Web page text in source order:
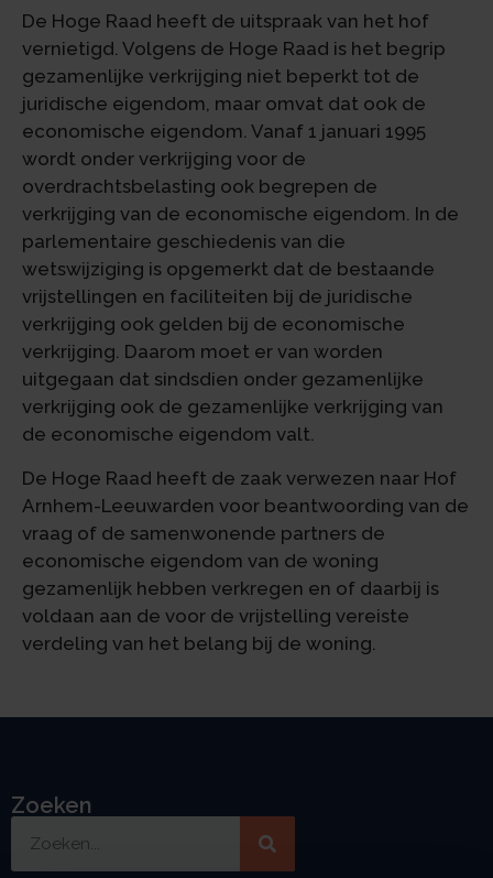
De Hoge Raad heeft de uitspraak van het hof
vernietigd. Volgens de Hoge Raad is het begrip
gezamenlijke verkrijging niet beperkt tot de
juridische eigendom, maar omvat dat ook de
economische eigendom. Vanaf 1 januari 1995
wordt onder verkrijging voor de
overdrachtsbelasting ook begrepen de
verkrijging van de economische eigendom. In de
parlementaire geschiedenis van die
wetswijziging is opgemerkt dat de bestaande
vrijstellingen en faciliteiten bij de juridische
verkrijging ook gelden bij de economische
verkrijging. Daarom moet er van worden
uitgegaan dat sindsdien onder gezamenlijke
verkrijging ook de gezamenlijke verkrijging van
de economische eigendom valt.
De Hoge Raad heeft de zaak verwezen naar Hof
Arnhem-Leeuwarden voor beantwoording van de
vraag of de samenwonende partners de
economische eigendom van de woning
gezamenlijk hebben verkregen en of daarbij is
voldaan aan de voor de vrijstelling vereiste
verdeling van het belang bij de woning.
Zoeken